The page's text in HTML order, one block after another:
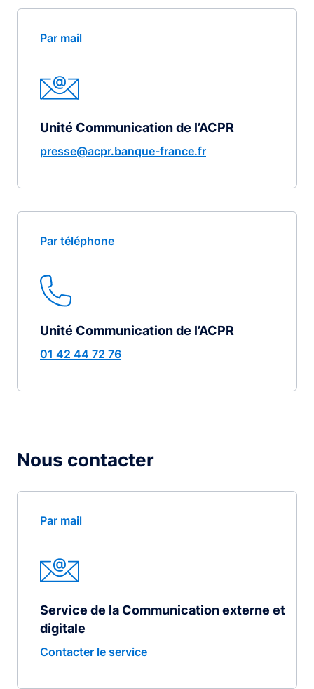
Par mail
Unité Communication de l’ACPR
presse@acpr.banque-france.fr
Par téléphone
Unité Communication de l’ACPR
01 42 44 72 76
Nous contacter
Par mail
Service de la Communication externe et
digitale
Contacter le service